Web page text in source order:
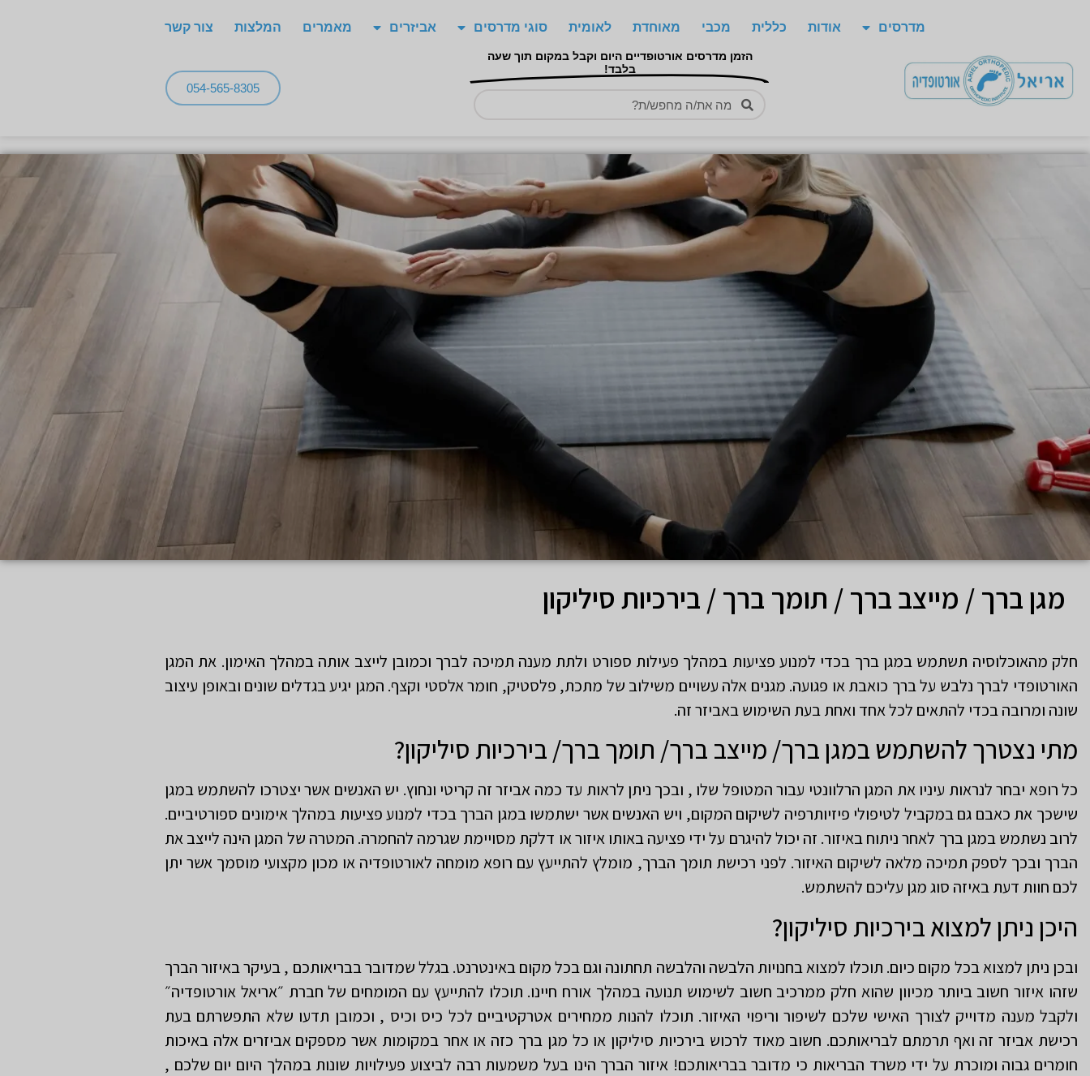
מדרסים אודות כללית מכבי מאוחדת לאומית סוגי מדרסים אביזרים מאמרים המלצות צור קשר
הזמן מדרסים אורטופדיים היום וקבל במקום תוך שעה
בלבד!
054-565-8305
מגן ברך / מייצב ברך / תומך ברך / בירכיות סיליקון
חלק מהאוכלוסיה תשתמש במגן ברך בכדי למנוע פציעות במהלך פעילות ספורט ולתת מענה תמיכה לברך וכמובן לייצב אותה במהלך האימון. את המגן
האורטופדי לברך נלבש על ברך כואבת או פגועה. מגנים אלה עשויים משילוב של מתכת, פלסטיק, חומר אלסטי וקצף. המגן יגיע בגדלים שונים ובאופן עיצוב
שונה ומרובה בכדי להתאים לכל אחד ואחת בעת השימוש באביזר זה.
מתי נצטרך להשתמש במגן ברך/ מייצב ברך/ תומך ברך/ בירכיות סיליקון?
כל רופא יבחר לנראות עיניו את המגן הרלוונטי עבור המטופל שלו , ובכך ניתן לראות עד כמה אביזר זה קריטי ונחוץ. יש האנשים אשר יצטרכו להשתמש במגן
שישכך את כאבם גם במקביל לטיפולי פיזיותרפיה לשיקום המקום, ויש האנשים אשר ישתמשו במגן הברך בכדי למנוע פציעות במהלך אימונים ספורטיביים.
לרוב נשתמש במגן ברך לאחר ניתוח באיזור. זה יכול להיגרם על ידי פציעה באותו איזור או דלקת מסויימת שגרמה להחמרה. המטרה של המגן הינה לייצב את
הברך ובכך לספק תמיכה מלאה לשיקום האיזור. לפני רכישת תומך הברך, מומלץ להתייעץ עם רופא מומחה לאורטופדיה או מכון מקצועי מוסמך אשר יתן
לכם חוות דעת באיזה סוג מגן עליכם להשתמש.
היכן ניתן למצוא בירכיות סיליקון?
ובכן ניתן למצוא בכל מקום כיום. תוכלו למצוא בחנויות הלבשה והלבשה תחתונה וגם בכל מקום באינטרנט. בגלל שמדובר בבריאותכם , בעיקר באיזור הברך
שזהו איזור חשוב ביותר מכיוון שהוא חלק ממרכיב חשוב לשימוש תנועה במהלך אורח חיינו. תוכלו להתייעץ עם המומחים של חברת ״אריאל אורטופדיה״
ולקבל מענה מדוייק לצורך האישי שלכם לשיפור וריפוי האיזור. תוכלו להנות ממחירים אטרקטיביים לכל כיס וכיס , וכמובן תדעו שלא התפשרתם בעת
רכישת אביזר זה ואף תרמתם לבריאותכם. חשוב מאוד לרכוש בירכיות סיליקון או כל מגן ברך כזה או אחר במקומות אשר מספקים אביזרים אלה באיכות
חומרים גבוה ומוכרת על ידי משרד הבריאות כי מדובר בבריאותכם! איזור הברך הינו בעל משמעות רבה לביצוע פעילויות שונות במהלך היום יום שלכם ,